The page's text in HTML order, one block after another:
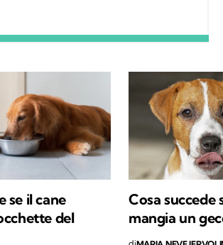
in chirurgia
inaugurato il mio ambulatorio in
lungomare di Scauri.
se il cane
del
Cosa succede
mangia un